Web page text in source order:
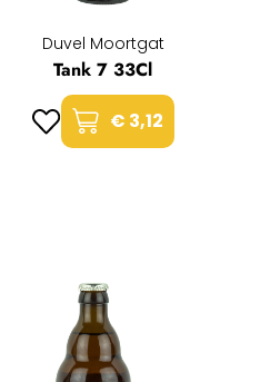
Duvel Moortgat
Tank 7 33Cl
€ 3,12